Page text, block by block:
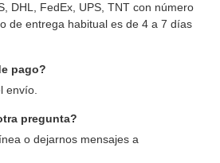
DHL, FedEx, UPS, TNT con número
de entrega habitual es de 4 a 7 días
pago?
envío.
pregunta?
o dejarnos mensajes a